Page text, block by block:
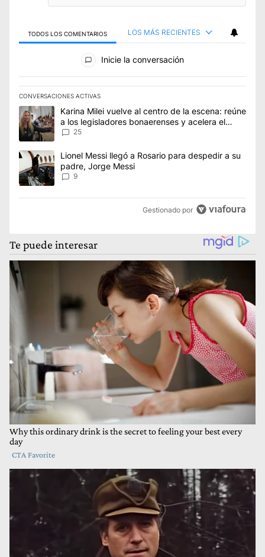
TODOS LOS COMENTARIOS LOS MÁS RECIENTES
Todos los comentarios
Inicie la conversación
CONVERSACIONES ACTIVAS
Este listado muestra los artículos con más comentarios en los
Un artículo de tendencia con el título "Karina Milei vuelve al
Karina Milei vuelve al centro de la escena: reúne
a los legisladores bonaerenses y acelera el
armado para 2027
25
Un artículo de tendencia con el título "Lionel Messi llegó a
Lionel Messi llegó a Rosario para despedir a su
padre, Jorge Messi
9
Gestionado por